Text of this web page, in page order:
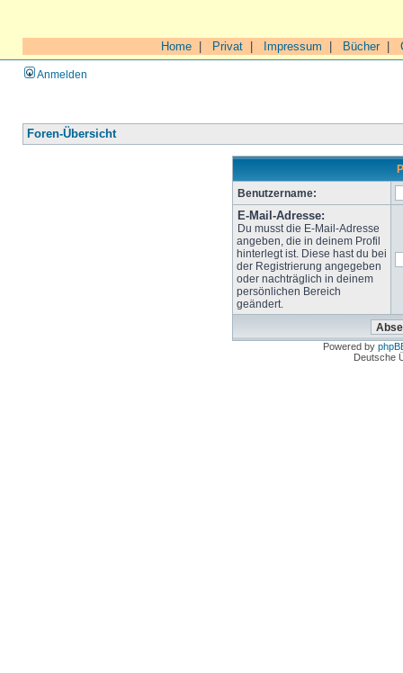
Home Privat Impressum Bücher|
Anmelden
Foren-Übersicht
Benutzername:
E-Mail-Adresse:
Du musst die E-Mail-Adresse
angeben, die in deinem Profil
hinterlegt ist. Diese hast du bei
der Registrierung angegeben
oder nachträglich in deinem
persönlichen Bereich
geändert.
Powered by
Deutsche